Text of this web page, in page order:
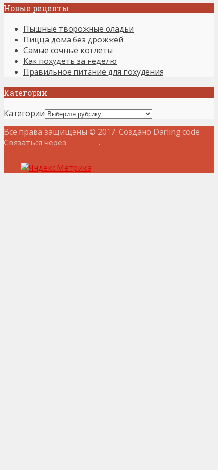
Новые рецепты
Пышные творожные оладьи
Пицца дома без дрожжей
Самые сочные котлеты
Как похудеть за неделю
Правильное питание для похудения
Категории
Категории
Все права защищены © 2017. Создано Darling code.
Связаться через
.